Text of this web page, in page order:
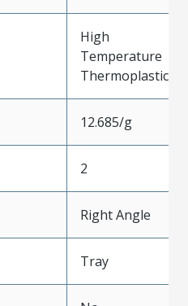
High
Temperature
Thermoplastic
12.685/g
2
Right Angle
Tray